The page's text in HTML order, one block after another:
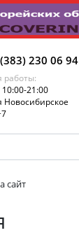
230 06 94
работы:
21:00
Новосибирское
сайт